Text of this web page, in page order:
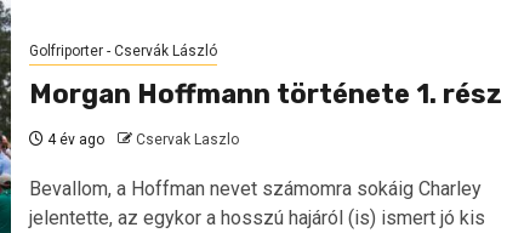
Golfriporter - Cservák László
Morgan Hoffmann története 1. rész
4 év ago Cservak Laszlo
Bevallom, a Hoffman nevet számomra sokáig Charley
jelentette, az egykor a hosszú hajáról (is) ismert jó kis